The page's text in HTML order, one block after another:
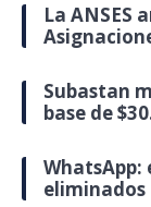
La ANSES
Subastan
base de
WhatsApp:
eliminados